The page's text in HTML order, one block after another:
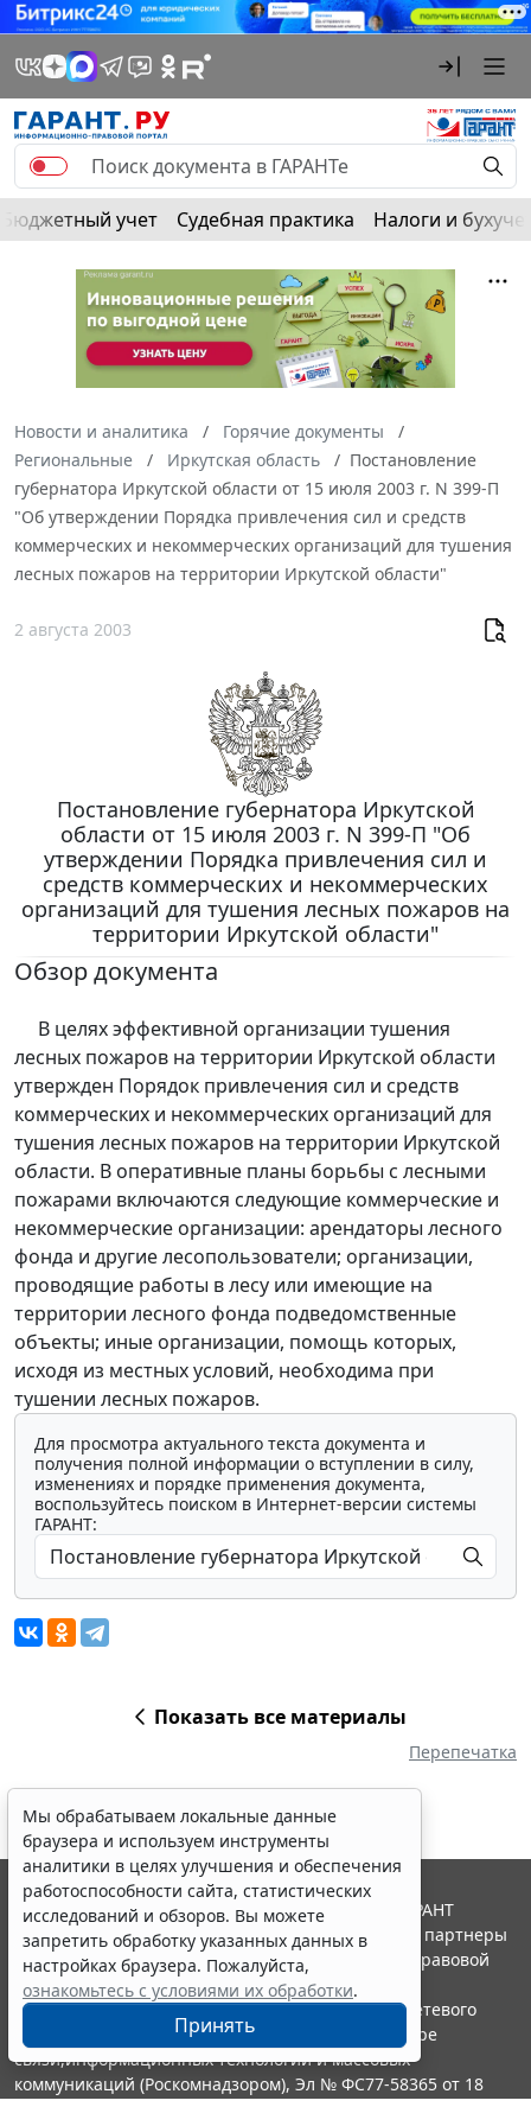
Бюджетный учет Судебная практика Налоги и
Новости и аналитика
Горячие документы
Региональные
Иркутская область
Постановление
губернатора Иркутской области от 15 июля 2003 г. N 399-П
"Об утверждении Порядка привлечения сил и средств
коммерческих и некоммерческих организаций для тушения
лесных пожаров на территории Иркутской области"
2 августа 2003
Постановление губернатора Иркутской
области от 15 июля 2003 г. N 399-П "Об
утверждении Порядка привлечения сил и
средств коммерческих и некоммерческих
организаций для тушения лесных пожаров на
территории Иркутской области"
Обзор документа
В целях эффективной организации тушения
лесных пожаров на территории Иркутской области
утвержден Порядок привлечения сил и средств
коммерческих и некоммерческих организаций для
тушения лесных пожаров на территории Иркутской
области. В оперативные планы борьбы с лесными
пожарами включаются следующие коммерческие и
некоммерческие организации: арендаторы лесного
фонда и другие лесопользователи; организации,
проводящие работы в лесу или имеющие на
территории лесного фонда подведомственные
объекты; иные организации, помощь которых,
исходя из местных условий, необходима при
тушении лесных пожаров.
Для просмотра актуального текста документа и
получения полной информации о вступлении в силу,
изменениях и порядке применения документа,
воспользуйтесь поиском в Интернет-версии системы
ГАРАНТ:
Показать все материалы
Перепечатка
Мы обрабатываем локальные данные
браузера и используем инструменты
аналитики в целях улучшения и обеспечения
работоспособности сайта, статистических
исследований и обзоров. Вы можете
запретить обработку указанных данных в
настройках браузера. Пожалуйста,
ознакомьтесь с условиями их обработки.
Принять
© ООО "НПП "ГАРАНТ-СЕРВИС", 2026. Система ГАРАНТ
выпускается с 1990 года. Компания "Гарант" и ее партнеры
являются участниками Российской ассоциации правовой
информации ГАРАНТ.
Портал ГАРАНТ.РУ зарегистрирован в качестве сетевого
издания Федеральной службой по надзору в сфере
связи,информационных технологий и массовых
коммуникаций (Роскомнадзором), Эл № ФС77-58365 от 18